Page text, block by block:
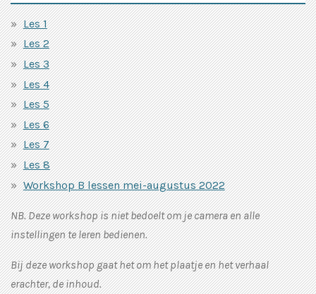
Les 1
Les 2
Les 3
Les 4
Les 5
Les 6
Les 7
Les 8
Workshop B lessen mei-augustus 2022
NB. Deze workshop is niet bedoelt om je camera en alle
instellingen te leren bedienen.
Bij deze workshop gaat het om het plaatje en het verhaal
erachter, de inhoud.